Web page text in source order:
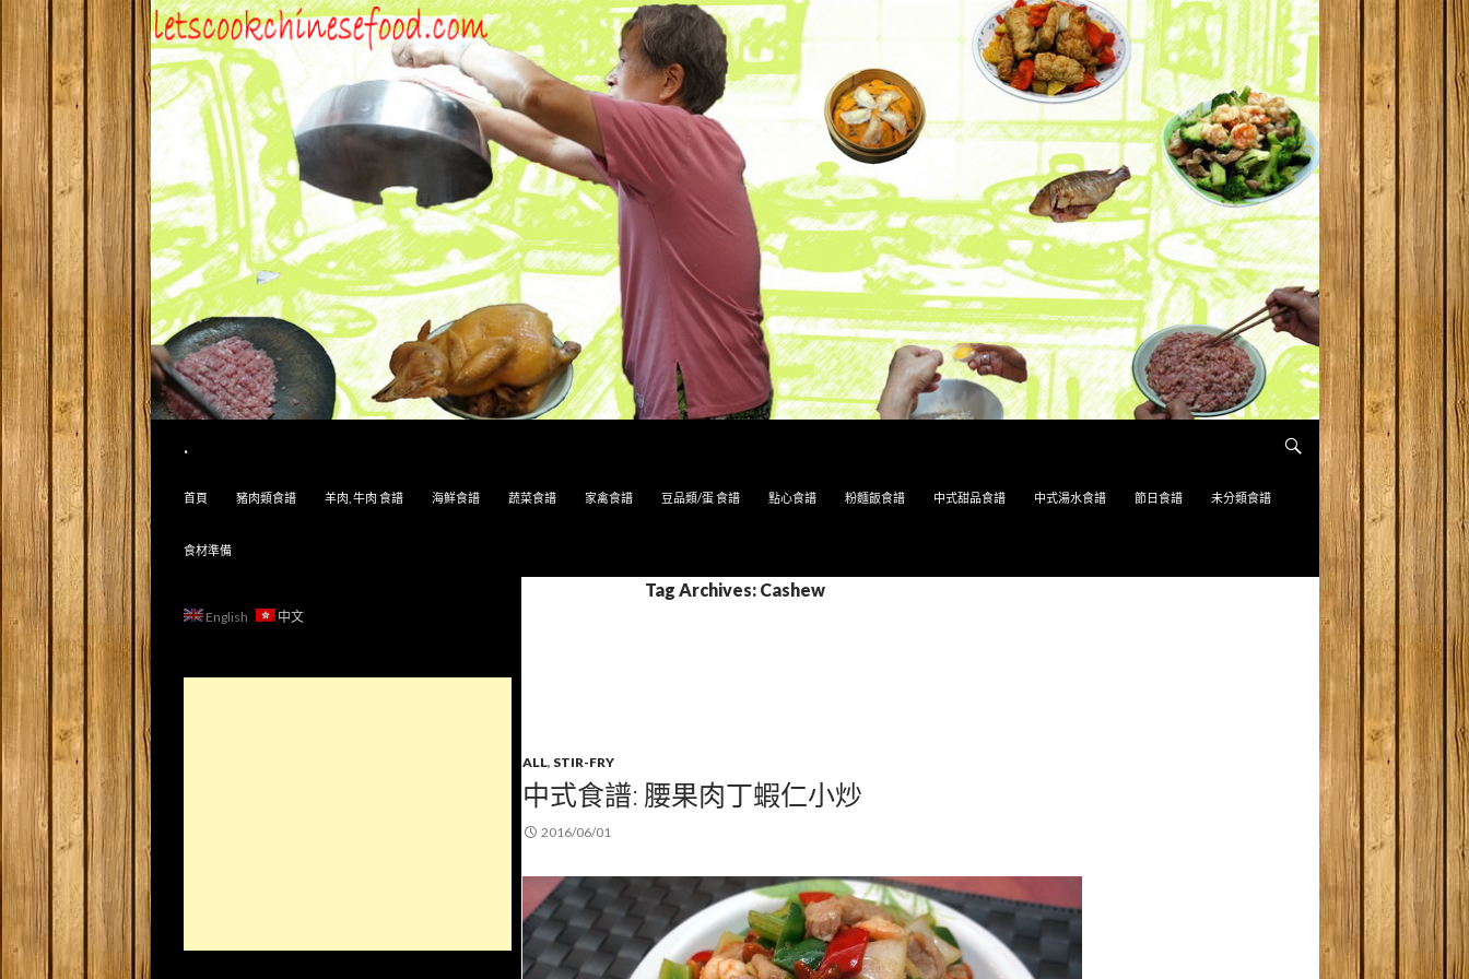
.
首頁
豬肉類食譜 羊肉, 牛肉 食譜 海鮮食譜 蔬菜食譜 家禽食譜 豆品類/蛋 食譜 點心食譜 粉麵飯食譜 中式甜品食譜 中式湯水食譜 節日食譜 未分類食譜
食材準備
Tag Archives: Cashew
ALL, STIR-FRY
中式食譜: 腰果肉丁蝦仁小炒
2016/06/01
English 中文